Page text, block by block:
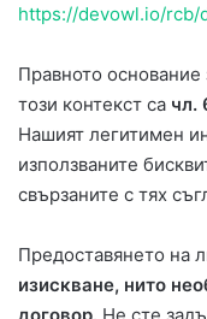
https://devowl.io/rcb/
Правното основание
този контекст са чл.
Нашият легитимен
използваните
свързаните с тях
Предоставянето на
изискване, нито
договор. Не сте